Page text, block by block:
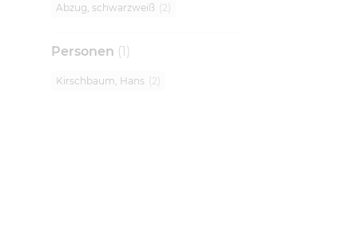
Abzug, schwarzweiß ( 2
Personen (1)
Kirschbaum, Hans ( 2